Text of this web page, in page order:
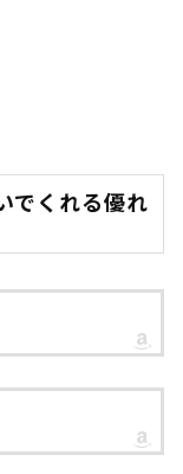
でくれる優れ